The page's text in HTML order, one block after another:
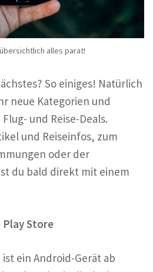
alles parat!
So einiges! Natürlich
neue Kategorien und
und Reise-Deals.
und Reiseinfos, zum
oder der
du bald direkt mit einem
Store
ein Android-Gerät ab